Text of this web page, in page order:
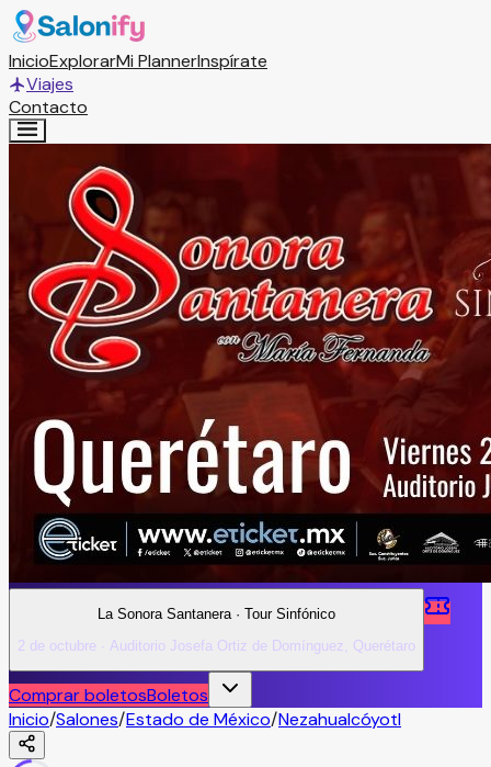
InicioExplorarMi PlannerInspírate
Viajes
Contacto
La Sonora Santanera · Tour Sinfónico
2 de octubre · Auditorio Josefa Ortiz de Domínguez, Querétaro
Comprar boletosBoletos
Inicio/Salones/Estado de México/Nezahualcóyotl